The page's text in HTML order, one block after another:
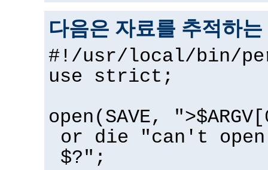
다음은 자료를 추적하
#!/usr/local/bin/
use strict;
open(SAVE,
or die "can't open
$?";